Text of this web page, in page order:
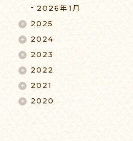
2026年1月
2025
2024
2023
2022
2021
2020